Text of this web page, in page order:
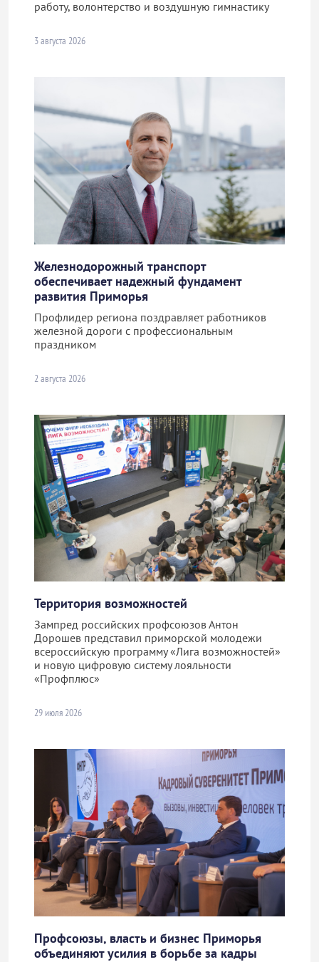
работу, волонтерство и воздушную гимнастику
3 августа 2026
Железнодорожный транспорт
обеспечивает надежный фундамент
развития Приморья
Профлидер региона поздравляет работников
железной дороги с профессиональным
праздником
2 августа 2026
Территория возможностей
Зампред российских профсоюзов Антон
Дорошев представил приморской молодежи
всероссийскую программу «Лига возможностей»
и новую цифровую систему лояльности
«Профплюс»
29 июля 2026
Профсоюзы, власть и бизнес Приморья
объединяют усилия в борьбе за кадры